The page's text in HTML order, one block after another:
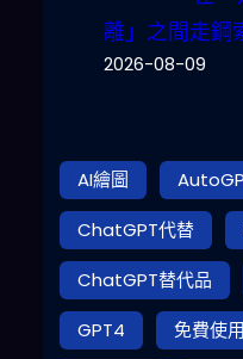
離」之間走鋼
2026-08-09
AI繪圖
ChatGPT代替
ChatGPT替代品
GPT4
免費使用